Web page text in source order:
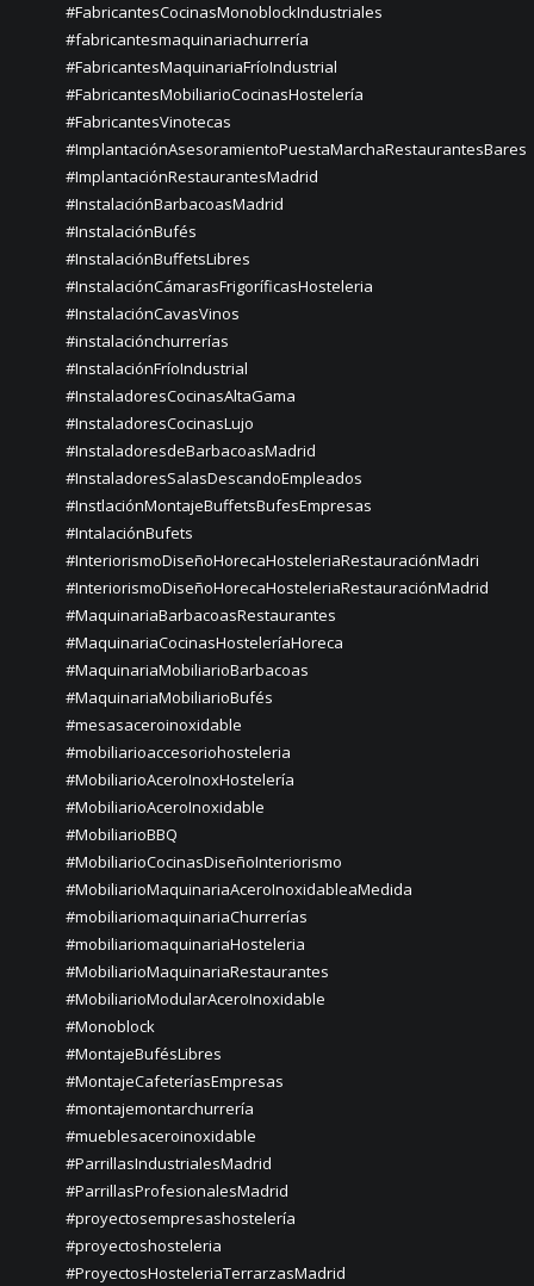
#FabricantesCocinasMonoblockIndustriales
#fabricantesmaquinariachurrería
#FabricantesMaquinariaFríoIndustrial
#FabricantesMobiliarioCocinasHostelería
#FabricantesVinotecas
#ImplantaciónAsesoramientoPuestaMarchaRestaurantesBares
#ImplantaciónRestaurantesMadrid
#InstalaciónBarbacoasMadrid
#InstalaciónBufés
#InstalaciónBuffetsLibres
#InstalaciónCámarasFrigoríficasHosteleria
#InstalaciónCavasVinos
#instalaciónchurrerías
#InstalaciónFríoIndustrial
#InstaladoresCocinasAltaGama
#InstaladoresCocinasLujo
#InstaladoresdeBarbacoasMadrid
#InstaladoresSalasDescandoEmpleados
#InstlaciónMontajeBuffetsBufesEmpresas
#IntalaciónBufets
#InteriorismoDiseñoHorecaHosteleriaRestauraciónMadri
#InteriorismoDiseñoHorecaHosteleriaRestauraciónMadrid
#MaquinariaBarbacoasRestaurantes
#MaquinariaCocinasHosteleríaHoreca
#MaquinariaMobiliarioBarbacoas
#MaquinariaMobiliarioBufés
#mesasaceroinoxidable
#mobiliarioaccesoriohosteleria
#MobiliarioAceroInoxHostelería
#MobiliarioAceroInoxidable
#MobiliarioBBQ
#MobiliarioCocinasDiseñoInteriorismo
#MobiliarioMaquinariaAceroInoxidableaMedida
#mobiliariomaquinariaChurrerías
#mobiliariomaquinariaHosteleria
#MobiliarioMaquinariaRestaurantes
#MobiliarioModularAceroInoxidable
#Monoblock
#MontajeBufésLibres
#MontajeCafeteríasEmpresas
#montajemontarchurrería
#mueblesaceroinoxidable
#ParrillasIndustrialesMadrid
#ParrillasProfesionalesMadrid
#proyectosempresashostelería
#proyectoshosteleria
#ProyectosHosteleriaTerrarzasMadrid